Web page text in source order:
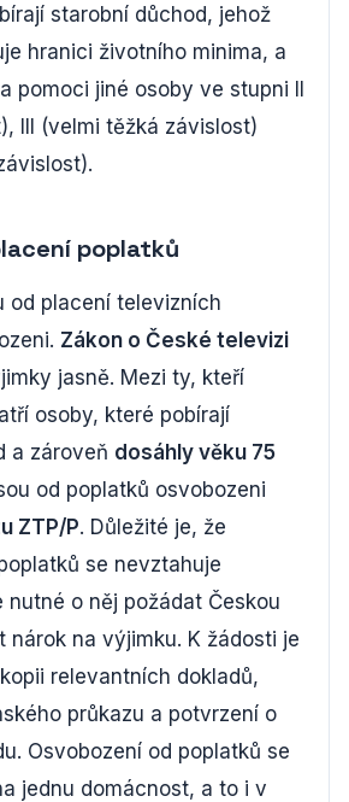
starobní důchod, jehož
hranici životního minima, a
pomoci jiné osoby ve stupni II
III (velmi těžká závislost)
poplatků
od placení televizních
Zákon o České televizi
jasně. Mezi ty, kteří
osoby, které pobírají
a zároveň dosáhly věku 75
od poplatků osvobozeni
ZTP/P. Důležité je, že
se nevztahuje
nutné o něj požádat Českou
nárok na výjimku. K žádosti je
relevantních dokladů,
průkazu a potvrzení o
Osvobození od poplatků se
jednu domácnost, a to i v